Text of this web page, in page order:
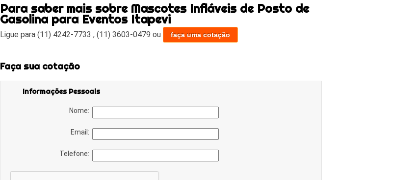
Para saber mais sobre Mascotes Infláveis de Posto de
Gasolina para Eventos Itapevi
Ligue para (11) 4242-7733 , (11) 3603-0479 ou faça uma cotação
Faça sua cotação
Informações Pessoais
Nome:
Email:
Telefone: